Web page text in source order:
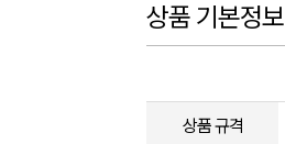
상품 기본정보
상품 규격